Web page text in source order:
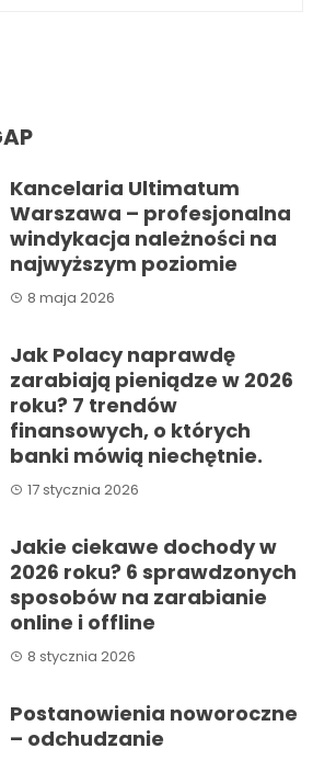
Kancelaria Ultimatum
Warszawa – profesjonalna
windykacja należności na
najwyższym poziomie
8 maja 2026
Jak Polacy naprawdę
zarabiają pieniądze w 2026
roku? 7 trendów
finansowych, o których
banki mówią niechętnie.
17 stycznia 2026
Jakie ciekawe dochody w
2026 roku? 6 sprawdzonych
sposobów na zarabianie
online i offline
8 stycznia 2026
Postanowienia noworoczne
– odchudzanie